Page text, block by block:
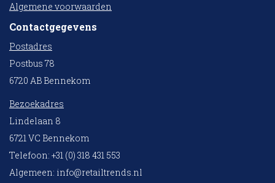
Algemene voorwaarden
Contactgegevens
Postadres
Postbus 78
6720 AB Bennekom
Bezoekadres
Lindelaan 8
6721 VC Bennekom
Telefoon: +31 (0) 318 431 553
Algemeen: info@retailtrends.nl